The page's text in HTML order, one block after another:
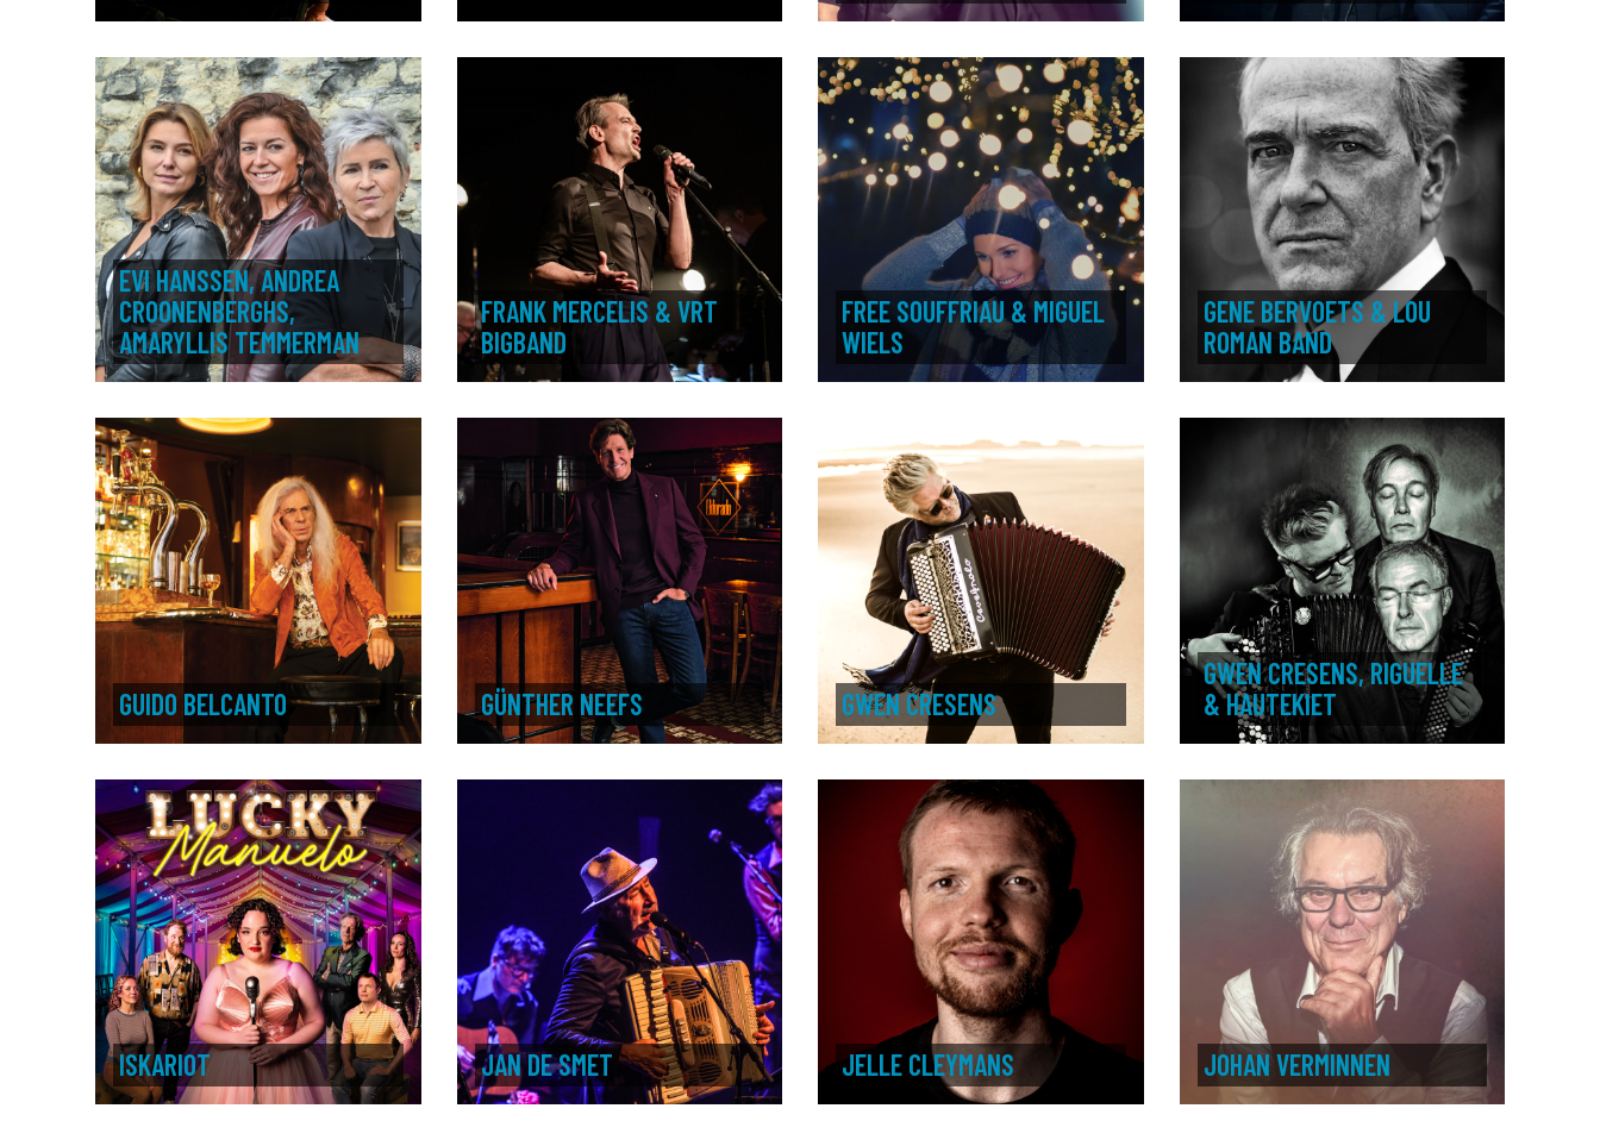
EVI HANSSEN, ANDREA
CROONENBERGHS,
AMARYLLIS TEMMERMAN
FRANK MERCELIS & VRT
BIGBAND
FREE SOUFFRIAU & MIGUEL
WIELS
GENE BERVOETS & LOU
ROMAN BAND
GUIDO BELCANTO GÜNTHER NEEFS GWEN CRESENS
GWEN CRESENS, RIGUELLE
& HAUTEKIET
ISKARIOT JAN DE SMET JELLE CLEYMANS JOHAN VERMINNEN